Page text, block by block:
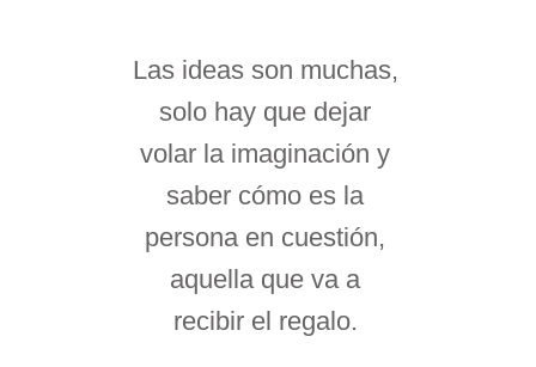
Las ideas son muchas,
solo hay que dejar
volar la imaginación y
saber cómo es la
persona en cuestión,
aquella que va a
recibir el regalo.